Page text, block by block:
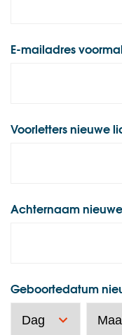
E-mailadres
Voorletters nieuwe
Achternaam
Geboortedatum